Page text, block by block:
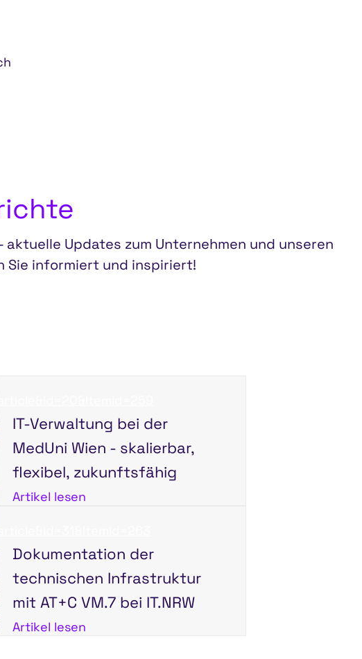
Updates zum Unternehmen und unseren
Sie informiert und inspiriert!
IT-Verwaltung bei der
MedUni Wien - skalierbar,
flexibel, zukunftsfähig
Artikel lesen
Dokumentation der
technischen Infrastruktur
mit AT+C VM.7 bei IT.NRW
Artikel lesen